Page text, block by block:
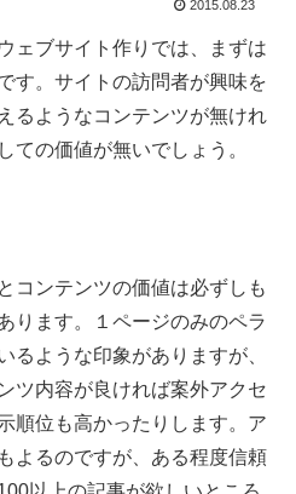
2015.08.23
ェブサイト作りでは、まずは
す。サイトの訪問者が興味を
るようなコンテンツが無けれ
ての価値が無いでしょう。
コンテンツの価値は必ずしも
ります。１ページのみのペラ
るような印象がありますが、
ツ内容が良ければ案外アクセ
順位も高かったりします。ア
よるのですが、ある程度信頼